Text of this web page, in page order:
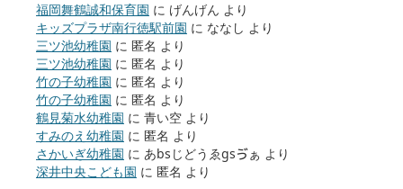
福岡舞鶴誠和保育園 に げんげん より
キッズプラザ南行徳駅前園 に ななし より
三ツ池幼稚園 に 匿名 より
三ツ池幼稚園 に 匿名 より
竹の子幼稚園 に 匿名 より
竹の子幼稚園 に 匿名 より
鶴見菊水幼稚園 に 青い空 より
すみのえ幼稚園 に 匿名 より
さかいぎ幼稚園 に あbsじどうゑgsゔぁ より
深井中央こども園 に 匿名 より